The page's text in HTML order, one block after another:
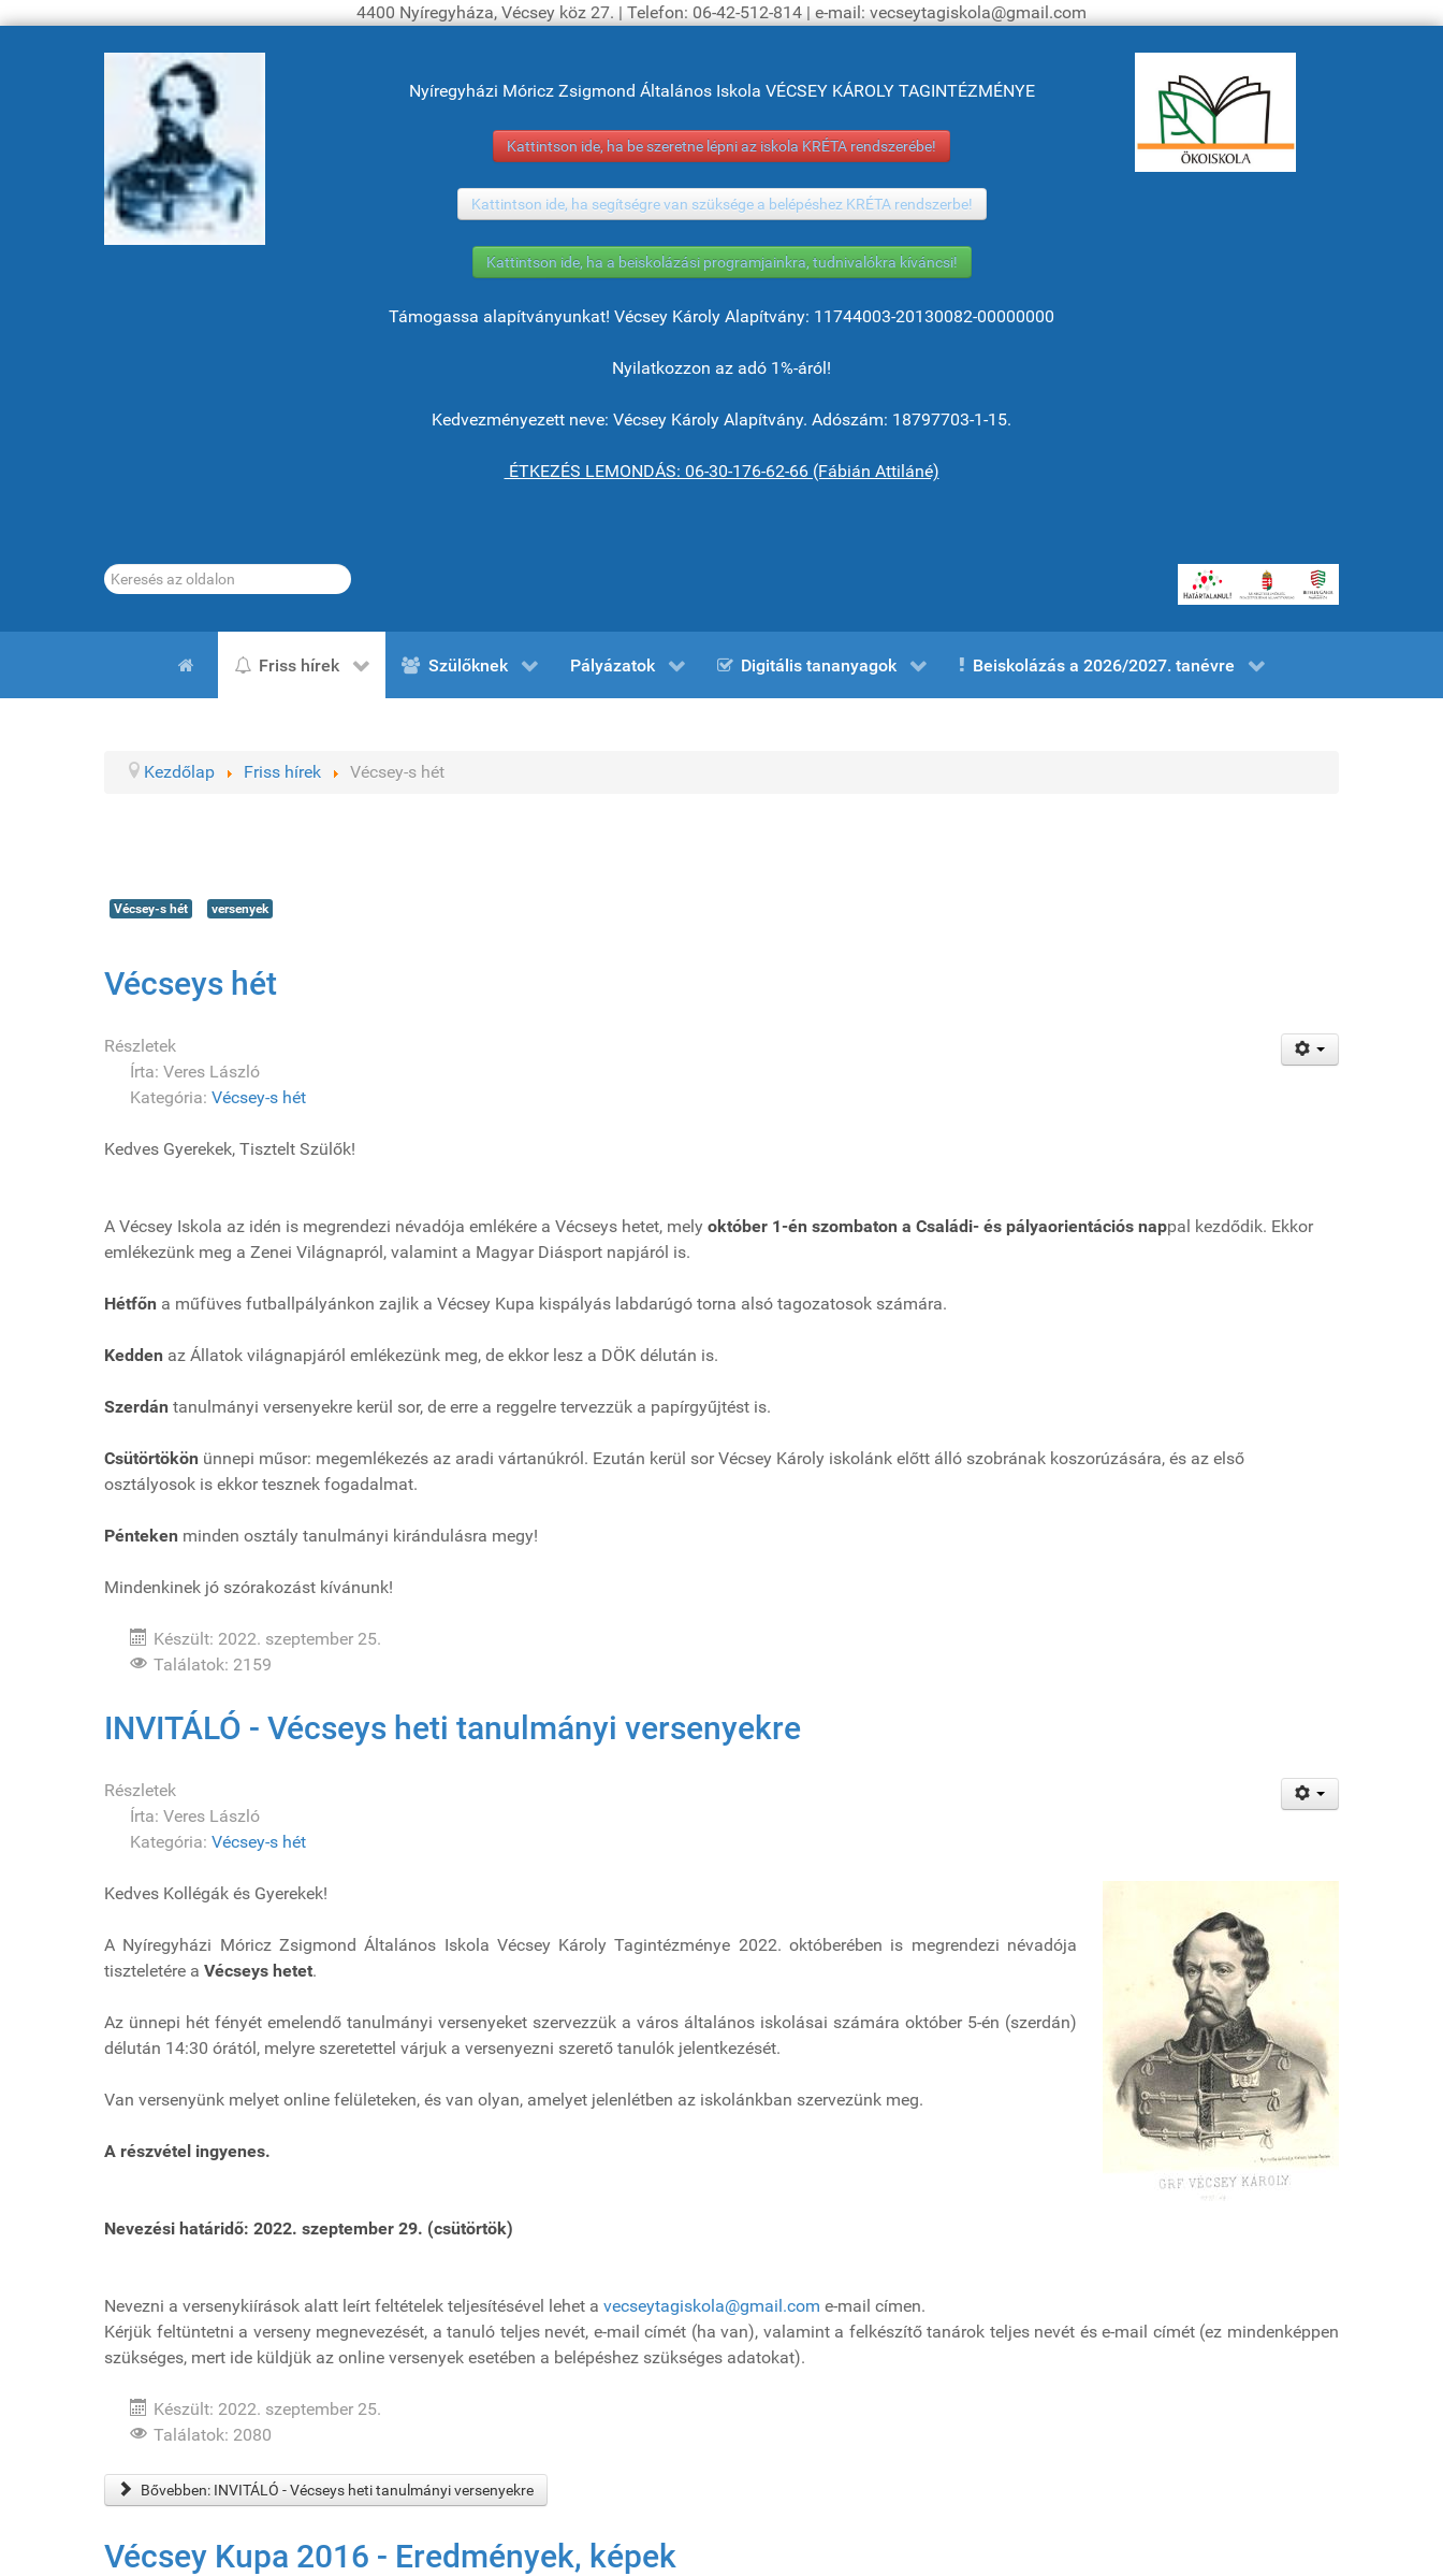
4400 Nyíregyháza, Vécsey köz 27. | Telefon: 06-42-512-814 | e-mail: vecseytagiskola@gmail.com
Nyíregyházi Móricz Zsigmond Általános Iskola VÉCSEY KÁROLY TAGINTÉZMÉNYE
Kattintson ide, ha be szeretne lépni az iskola KRÉTA rendszerébe!
Kattintson ide, ha segítségre van szüksége a belépéshez KRÉTA rendszerbe!
Kattintson ide, ha a beiskolázási programjainkra, tudnivalókra kíváncsi!
Támogassa alapítványunkat! Vécsey Károly Alapítvány: 11744003-20130082-00000000
Nyilatkozzon az adó 1%-áról!
Kedvezményezett neve: Vécsey Károly Alapítvány. Adószám: 18797703-1-15.
ÉTKEZÉS LEMONDÁS: 06-30-176-62-66 (Fábián Attiláné)
Keresés...
Friss hírek Szülőknek Pályázatok Digitális tananyagok Beiskolázás a 2026/2027. tanévre
Kezdőlap Friss hírek Vécsey-s hét
Vécsey-s hét versenyek
Vécseys hét
Részletek
Írta: Veres László
Kategória: Vécsey-s hét
Kedves Gyerekek, Tisztelt Szülők!
A Vécsey Iskola az idén is megrendezi névadója emlékére a Vécseys hetet, mely október 1-én szombaton a Családi- és pályaorientációs nappal kezdődik. Ekkor
emlékezünk meg a Zenei Világnapról, valamint a Magyar Diásport napjáról is.
Hétfőn a műfüves futballpályánkon zajlik a Vécsey Kupa kispályás labdarúgó torna alsó tagozatosok számára.
Kedden az Állatok világnapjáról emlékezünk meg, de ekkor lesz a DÖK délután is.
Szerdán tanulmányi versenyekre kerül sor, de erre a reggelre tervezzük a papírgyűjtést is.
Csütörtökön ünnepi műsor: megemlékezés az aradi vártanúkról. Ezután kerül sor Vécsey Károly iskolánk előtt álló szobrának koszorúzására, és az első
osztályosok is ekkor tesznek fogadalmat.
Pénteken minden osztály tanulmányi kirándulásra megy!
Mindenkinek jó szórakozást kívánunk!
Készült: 2022. szeptember 25.
Találatok: 2159
INVITÁLÓ - Vécseys heti tanulmányi versenyekre
Részletek
Írta: Veres László
Kategória: Vécsey-s hét
Kedves Kollégák és Gyerekek!
A Nyíregyházi Móricz Zsigmond Általános Iskola Vécsey Károly Tagintézménye 2022. októberében is megrendezi névadója
tiszteletére a Vécseys hetet.
Az ünnepi hét fényét emelendő tanulmányi versenyeket szervezzük a város általános iskolásai számára október 5-én (szerdán)
délután 14:30 órától, melyre szeretettel várjuk a versenyezni szerető tanulók jelentkezését.
Van versenyünk melyet online felületeken, és van olyan, amelyet jelenlétben az iskolánkban szervezünk meg.
A részvétel ingyenes.
Nevezési határidő: 2022. szeptember 29. (csütörtök)
Nevezni a versenykiírások alatt leírt feltételek teljesítésével lehet a vecseytagiskola@gmail.com e-mail címen.
Kérjük feltüntetni a verseny megnevezését, a tanuló teljes nevét, e-mail címét (ha van), valamint a felkészítő tanárok teljes nevét és e-mail címét (ez mindenképpen
szükséges, mert ide küldjük az online versenyek esetében a belépéshez szükséges adatokat).
Készült: 2022. szeptember 25.
Találatok: 2080
Bővebben: INVITÁLÓ - Vécseys heti tanulmányi versenyekre
Vécsey Kupa 2016 - Eredmények, képek